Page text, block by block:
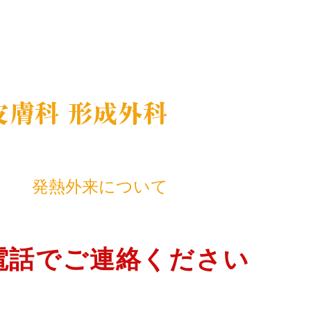
膚科 形成外科
発熱外来について
でご連絡ください